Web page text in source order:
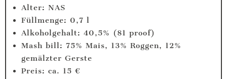
Alter: NAS
Füllmenge: 0,7 l
Alkoholgehalt: 40,5% (81 proof)
Mash bill: 75% Mais, 13% Roggen, 12%
gemälzter Gerste
Preis: ca. 15 €